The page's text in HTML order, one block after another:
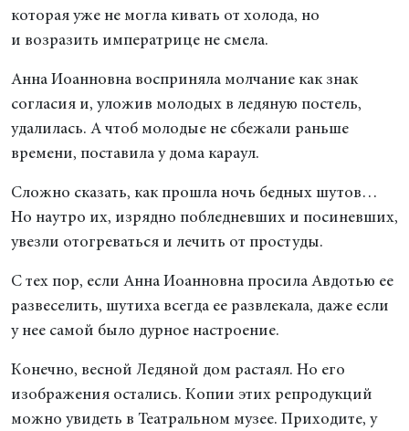
которая уже не могла кивать от холода, но
и возразить императрице не смела.
Анна Иоанновна восприняла молчание как знак
согласия и, уложив молодых в ледяную постель,
удалилась. А чтоб молодые не сбежали раньше
времени, поставила у дома караул.
Сложно сказать, как прошла ночь бедных шутов…
Но наутро их, изрядно побледневших и посиневших,
увезли отогреваться и лечить от простуды.
С тех пор, если Анна Иоанновна просила Авдотью ее
развеселить, шутиха всегда ее развлекала, даже если
у нее самой было дурное настроение.
Конечно, весной Ледяной дом растаял. Но его
изображения остались. Копии этих репродукций
можно увидеть в Театральном музее. Приходите, у